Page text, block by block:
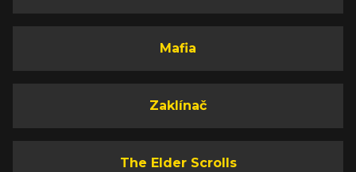
Mafia
Zaklínač
The Elder Scrolls